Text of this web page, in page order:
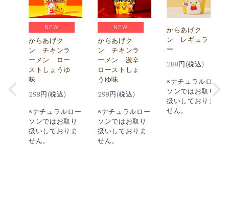
NEW
からあげク
ン チキンラ
ーメン ロー
ストしょうゆ
味
298 円(税込)
※ナチュラルロー
ソンではお取り
扱いしておりま
せん。
NEW
からあげク
ン チキンラ
ーメン 激辛
ローストしょ
うゆ味
298 円(税込)
※ナチュラルロー
ソンではお取り
扱いしておりま
せん。
からあげク
ン レギュラ
ー
288 円(税込)
※ナチュラルロー
ソンではお取り
扱いしておりま
せん。